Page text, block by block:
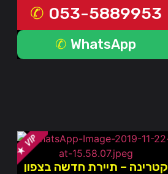
053-5889953
WhatsApp
קטרינה – תיירת חדשה בצפון